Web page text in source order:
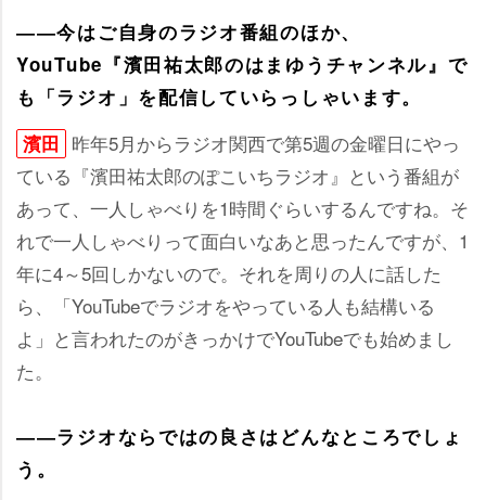
――今はご自身のラジオ番組のほか、
YouTube『濱田祐太郎のはまゆうチャンネル』で
も「ラジオ」を配信していらっしゃいます。
濱田 昨年5月からラジオ関西で第5週の金曜日にやっ
ている『濱田祐太郎のぽこいちラジオ』という番組が
あって、一人しゃべりを1時間ぐらいするんですね。そ
れで一人しゃべりって面白いなあと思ったんですが、1
年に4～5回しかないので。それを周りの人に話した
ら、「YouTubeでラジオをやっている人も結構いる
よ」と言われたのがきっかけでYouTubeでも始めまし
た。
――ラジオならではの良さはどんなところでしょ
う。